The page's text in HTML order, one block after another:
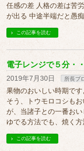
任感の差 人格の差は苦
が出る 中途半端だと愚
この記事を読む
電子レンジで５分・
2019年7月30日 所長ブ
果物のおいしい時期で
そう、トウモロコシも
が、当諸子との一番お
ゆでる方法でも、焼く
この記事を読む